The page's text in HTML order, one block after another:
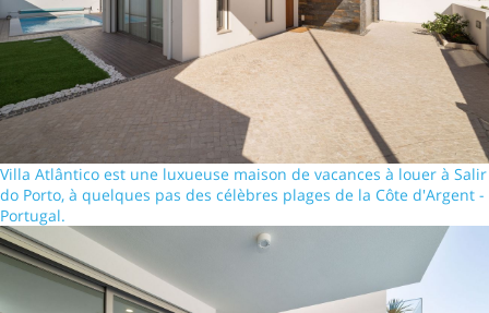
Villa Atlântico est une luxueuse maison de vacances à louer à Salir
do Porto, à quelques pas des célèbres plages de la Côte d'Argent -
Portugal.